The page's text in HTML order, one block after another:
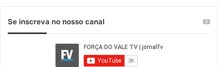
Se inscreva no nosso canal